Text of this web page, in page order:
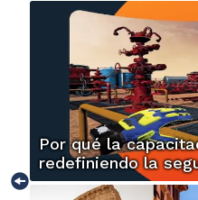
Por qué la
redefiniendo la